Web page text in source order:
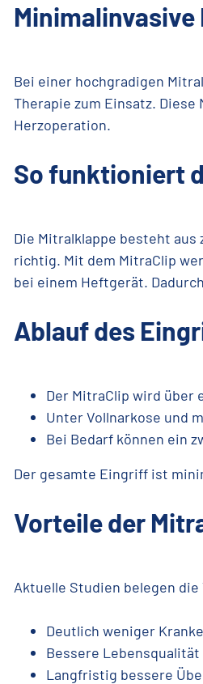
Bei einer hochgradigen
Therapie zum Einsatz.
Herzoperation.
So funktioniert
Die Mitralklappe besteht
richtig. Mit dem MitraClip
bei einem Heftgerät.
Ablauf des
Der MitraClip wird
Unter Vollnarkose und
Bei Bedarf können ein
Der gesamte Eingriff ist
Vorteile der
Aktuelle Studien belegen
Deutlich weniger
Bessere
Langfristig bessere